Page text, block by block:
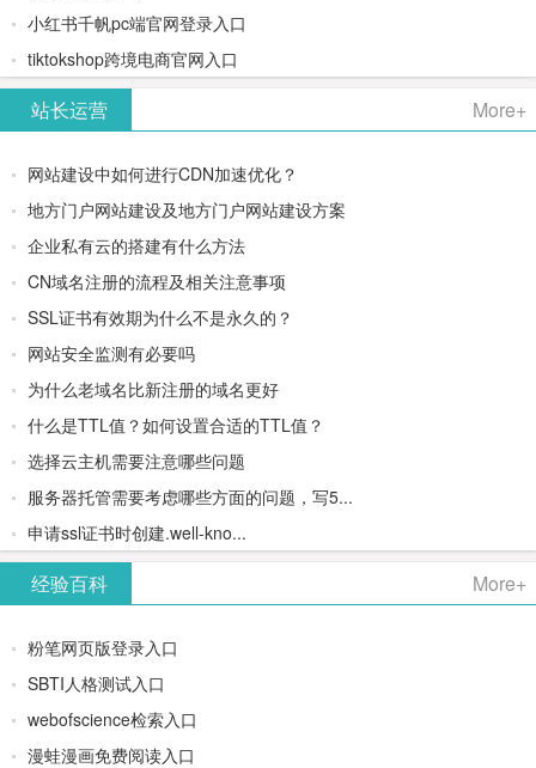
小红书千帆pc端官网登录入口
tiktokshop跨境电商官网入口
站长运营 More+
网站建设中如何进行CDN加速优化？
地方门户网站建设及地方门户网站建设方案
企业私有云的搭建有什么方法
CN域名注册的流程及相关注意事项
SSL证书有效期为什么不是永久的？
网站安全监测有必要吗
为什么老域名比新注册的域名更好
什么是TTL值？如何设置合适的TTL值？
选择云主机需要注意哪些问题
服务器托管需要考虑哪些方面的问题，写5...
申请ssl证书时创建.well-kno...
经验百科 More+
粉笔网页版登录入口
SBTI人格测试入口
webofscience检索入口
漫蛙漫画免费阅读入口